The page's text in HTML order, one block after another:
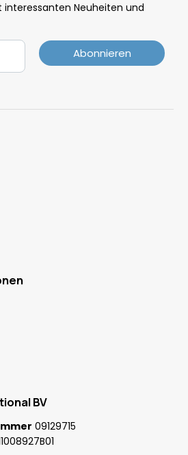
Neuheiten und
Abonnieren
BV
09129715